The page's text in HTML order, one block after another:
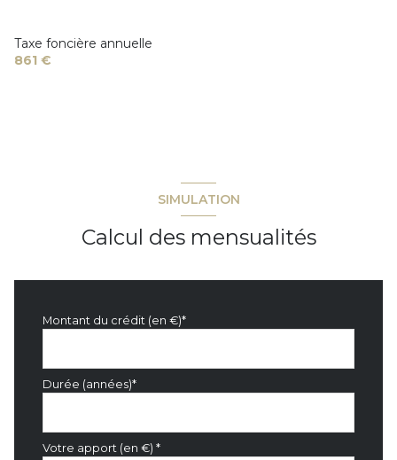
Taxe foncière annuelle
861 €
SIMULATION
Calcul des mensualités
Montant du crédit (en €)*
Durée (années)*
Votre apport (en €) *